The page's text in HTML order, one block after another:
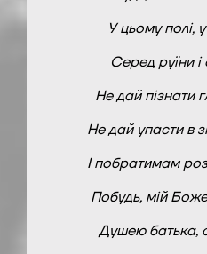
У цьому полі,
Серед руїни
Не дай пізнати
Не дай упасти в
І побратимам
Побудь, мій
Душею батька,